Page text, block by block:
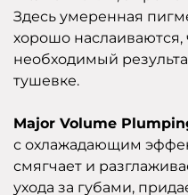
Здесь умеренная
хорошо наслаиваются,
необходимый
тушевке.
Major Volume
с охлажадающим
смягчает и
ухода за губами,